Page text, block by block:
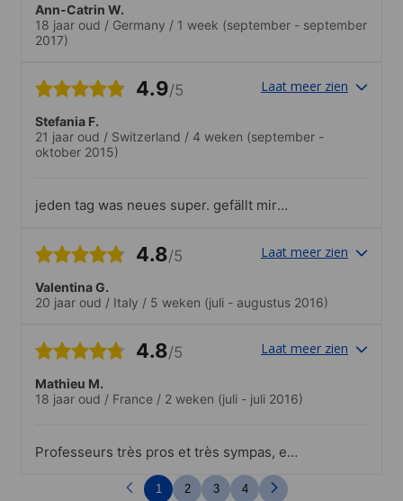
Ann-Catrin W.
18 jaar oud / Germany / 1 week (september - september
2017)
4.9/5 Laat meer zien
Stefania F.
21 jaar oud / Switzerland / 4 weken (september -
oktober 2015)
jeden tag was neues super. gefällt mir
4.8/5 Laat meer zien
Valentina G.
20 jaar oud / Italy / 5 weken (juli - augustus 2016)
4.8/5 Laat meer zien
Mathieu M.
18 jaar oud / France / 2 weken (juli - juli 2016)
Professeurs très pros et très sympas, en
1 2 3 4